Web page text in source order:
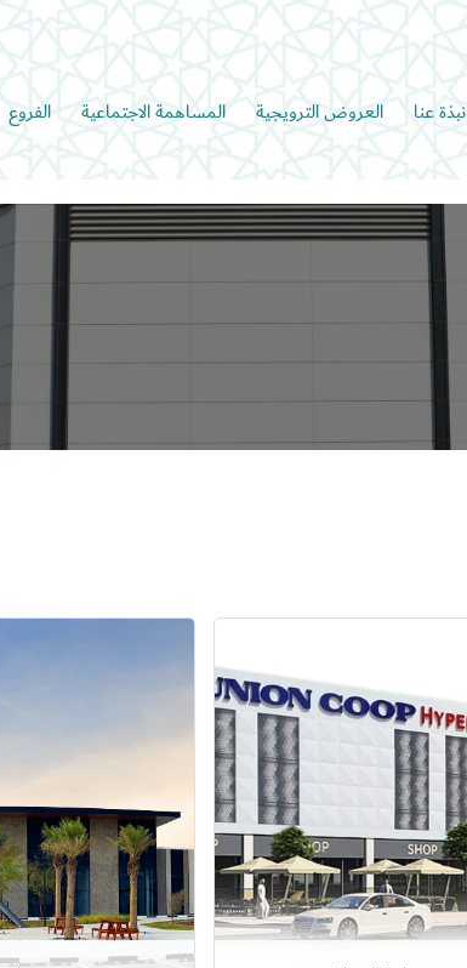
نبذة عنا العروض الترويجية المساهمة الاجتماعية الفروع